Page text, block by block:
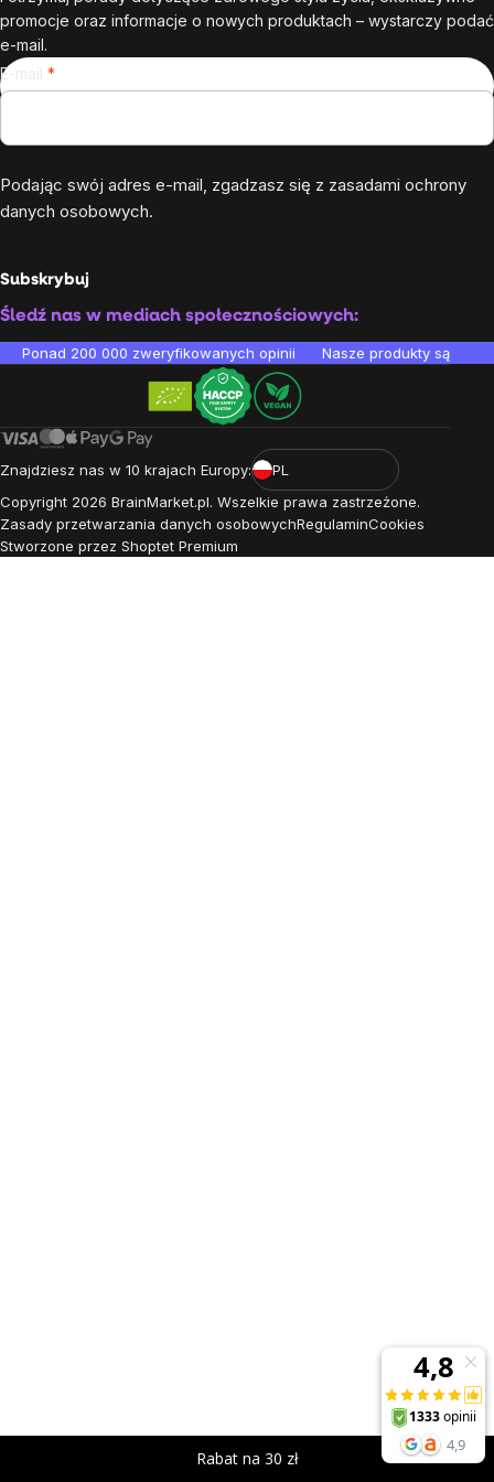
promocje oraz informacje o nowych produktach – wystarczy podać
e-mail.
E-mail
Podając swój adres e-mail, zgadzasz się z zasadami ochrony
danych osobowych.
Subskrybuj
Śledź nas w mediach społecznościowych:
Ponad 200 000 zweryfikowanych opinii Nasze produkty są
Znajdziesz nas w 10 krajach Europy:
PL
Copyright 2026 BrainMarket.pl. Wszelkie prawa zastrzeżone.
Zasady przetwarzania danych osobowychRegulaminCookies
Stworzone przez Shoptet Premium
Rabat na 30 zł